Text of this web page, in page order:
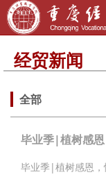
经贸新闻
全部
毕业季|植树感
毕业季|植树感恩，